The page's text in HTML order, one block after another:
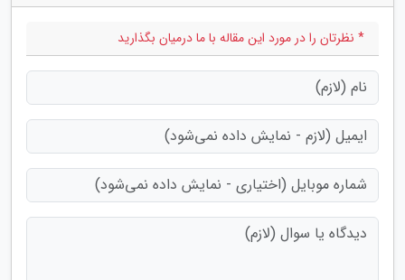
* نظرتان را در مورد این مقاله با ما درمیان بگذارید